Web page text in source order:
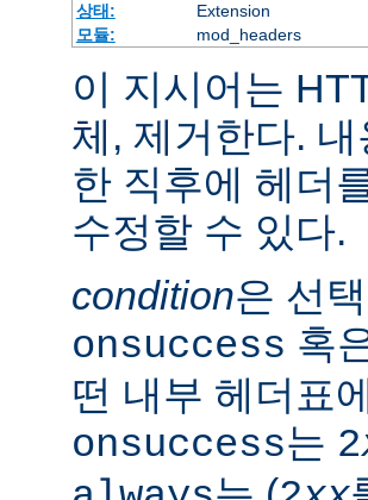
상태:
Extension
모듈:
mod_headers
이 지시어는
체, 제거한다.
한 직후에 헤더
수정할 수 있다.
condition은 선
onsuccess 혹
떤 내부 헤더표
onsuccess는 2